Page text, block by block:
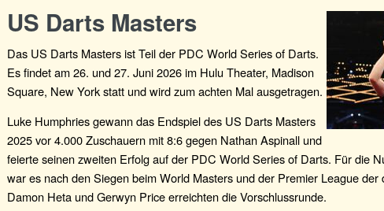
US Darts Masters
Das US Darts Masters ist Teil der PDC World Series of Darts.
Es findet am 26. und 27. Juni 2026 im Hulu Theater, Madison
Square, New York statt und wird zum achten Mal ausgetragen.
Luke Humphries gewann das Endspiel des US Darts Masters
2025 vor 4.000 Zuschauern mit 8:6 gegen Nathan Aspinall und
feierte seinen zweiten Erfolg auf der PDC World Series of Darts. Für die
war es nach den Siegen beim World Masters und der Premier League der
Damon Heta und Gerwyn Price erreichten die Vorschlussrunde.